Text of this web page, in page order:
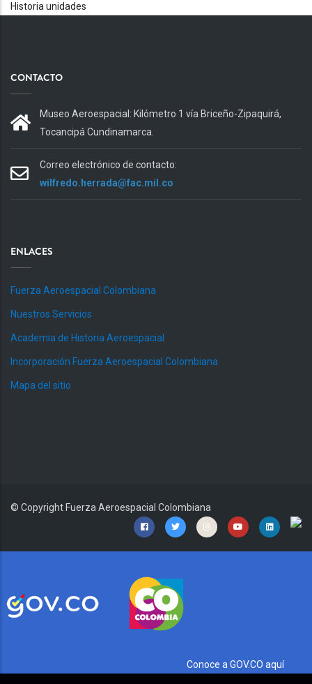
Historia unidades
CONTACTO
Museo Aeroespacial: Kilómetro 1 vía Briceño-Zipaquirá,
Tocancipá Cundinamarca.
Correo electrónico de contacto:
wilfredo.herrada@fac.mil.co
ENLACES
Fuerza Aeroespacial Colombiana
Nuestros Servicios
Academia de Historia Aeroespacial
Incorporación Fuerza Aeroespacial Colombiana
Mapa del sitio
© Copyright Fuerza Aeroespacial Colombiana
Conoce a GOV.CO aquí